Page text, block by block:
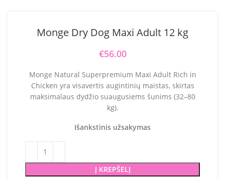
Monge Dry Dog Maxi Adult 12 kg
€56.00
Monge Natural Superpremium Maxi Adult Rich in
Chicken yra visavertis augintinių maistas, skirtas
maksimalaus dydžio suaugusiems šunims (32–80
kg).
Išankstinis užsakymas
Į KREPŠELĮ